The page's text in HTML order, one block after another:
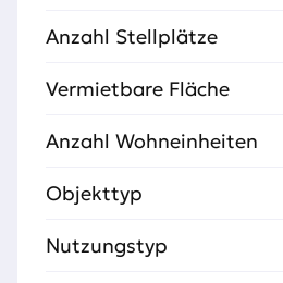
Anzahl Stellplätze
Vermietbare Fläche
Anzahl Wohneinheiten
Objekttyp
Nutzungstyp